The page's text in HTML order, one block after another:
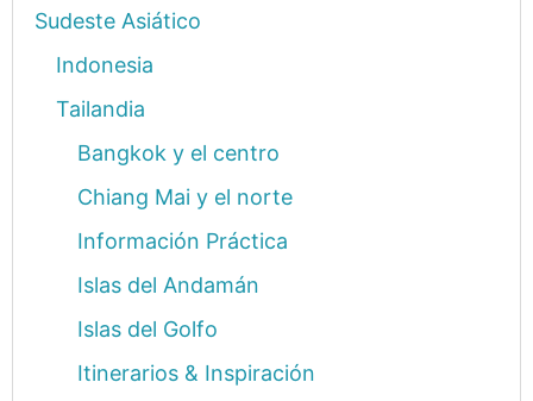
Sudeste Asiático
Indonesia
Tailandia
Bangkok y el centro
Chiang Mai y el norte
Información Práctica
Islas del Andamán
Islas del Golfo
Itinerarios & Inspiración